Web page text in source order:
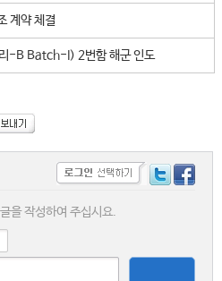
계약 체결
-B Batch-I) 2번함 해군 인도
을 작성하여 주십시요.